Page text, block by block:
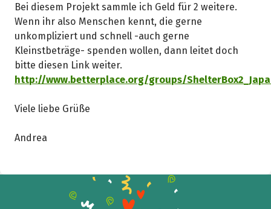
Bei diesem Projekt sammle ich Geld für 2 weitere.
Wenn ihr also Menschen kennt, die gerne
unkompliziert und schnell -auch gerne
Kleinstbeträge- spenden wollen, dann leitet doch
bitte diesen Link weiter.
http://www.betterplace.org/groups/
Viele liebe Grüße
Andrea